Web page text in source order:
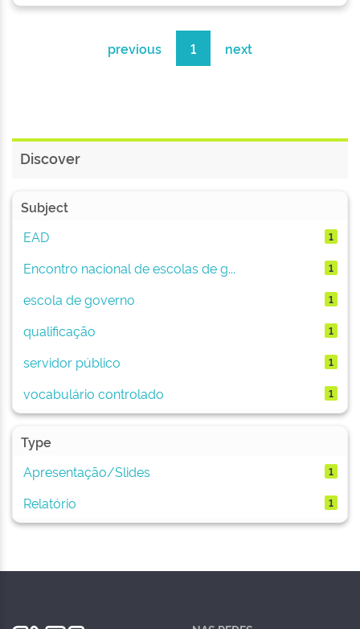
previous 1 next
Discover
Subject
EAD
1
Encontro nacional de escolas de g... 1
escola de governo 1
qualificação 1
servidor público 1
vocabulário controlado 1
Type
Apresentação/Slides
1
Relatório 1